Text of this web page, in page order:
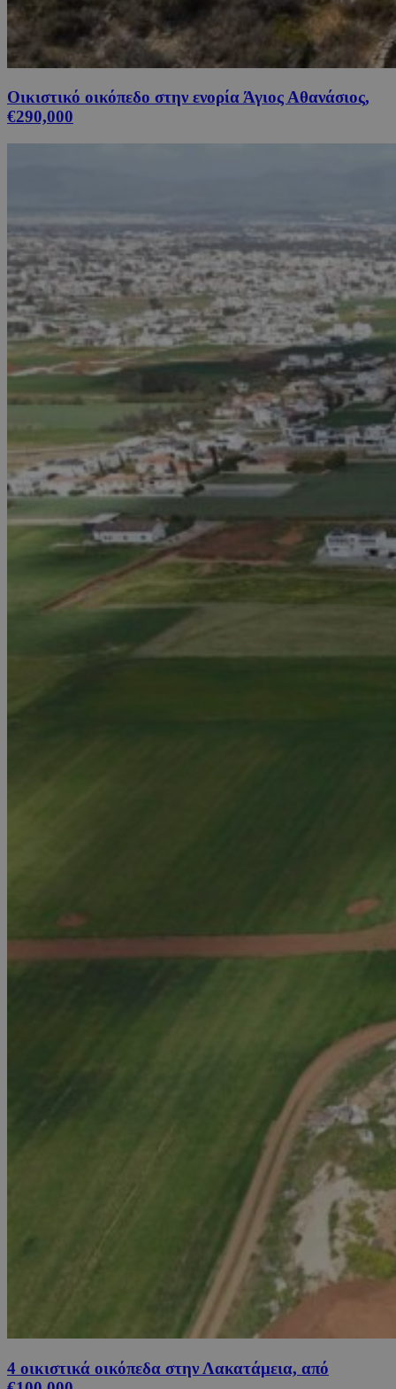
Οικιστικό οικόπεδο στην ενορία Άγιος Αθανάσιος,
€290,000
4 οικιστικά οικόπεδα στην Λακατάμεια, από